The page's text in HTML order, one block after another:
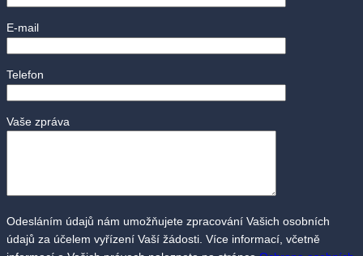
E-mail
Telefon
Vaše zpráva
Odesláním údajů nám umožňujete zpracování Vašich osobních
údajů za účelem vyřízení Vaší žádosti. Více informací, včetně